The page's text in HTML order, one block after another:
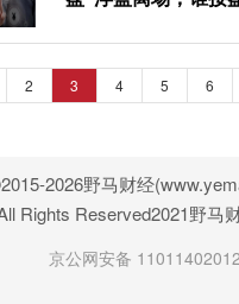
2 3 4 5 6
2026野马财经
Rights Reserved2021野马
京公网安备